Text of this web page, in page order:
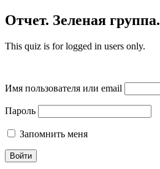
Отчет. Зеленая группа.
This quiz is for logged in users only.
Имя пользователя или email
Пароль
Запомнить меня